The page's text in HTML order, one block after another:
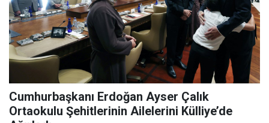
Cumhurbaşkanı Erdoğan Ayser Çalık
Ortaokulu Şehitlerinin Ailelerini Külliye’de